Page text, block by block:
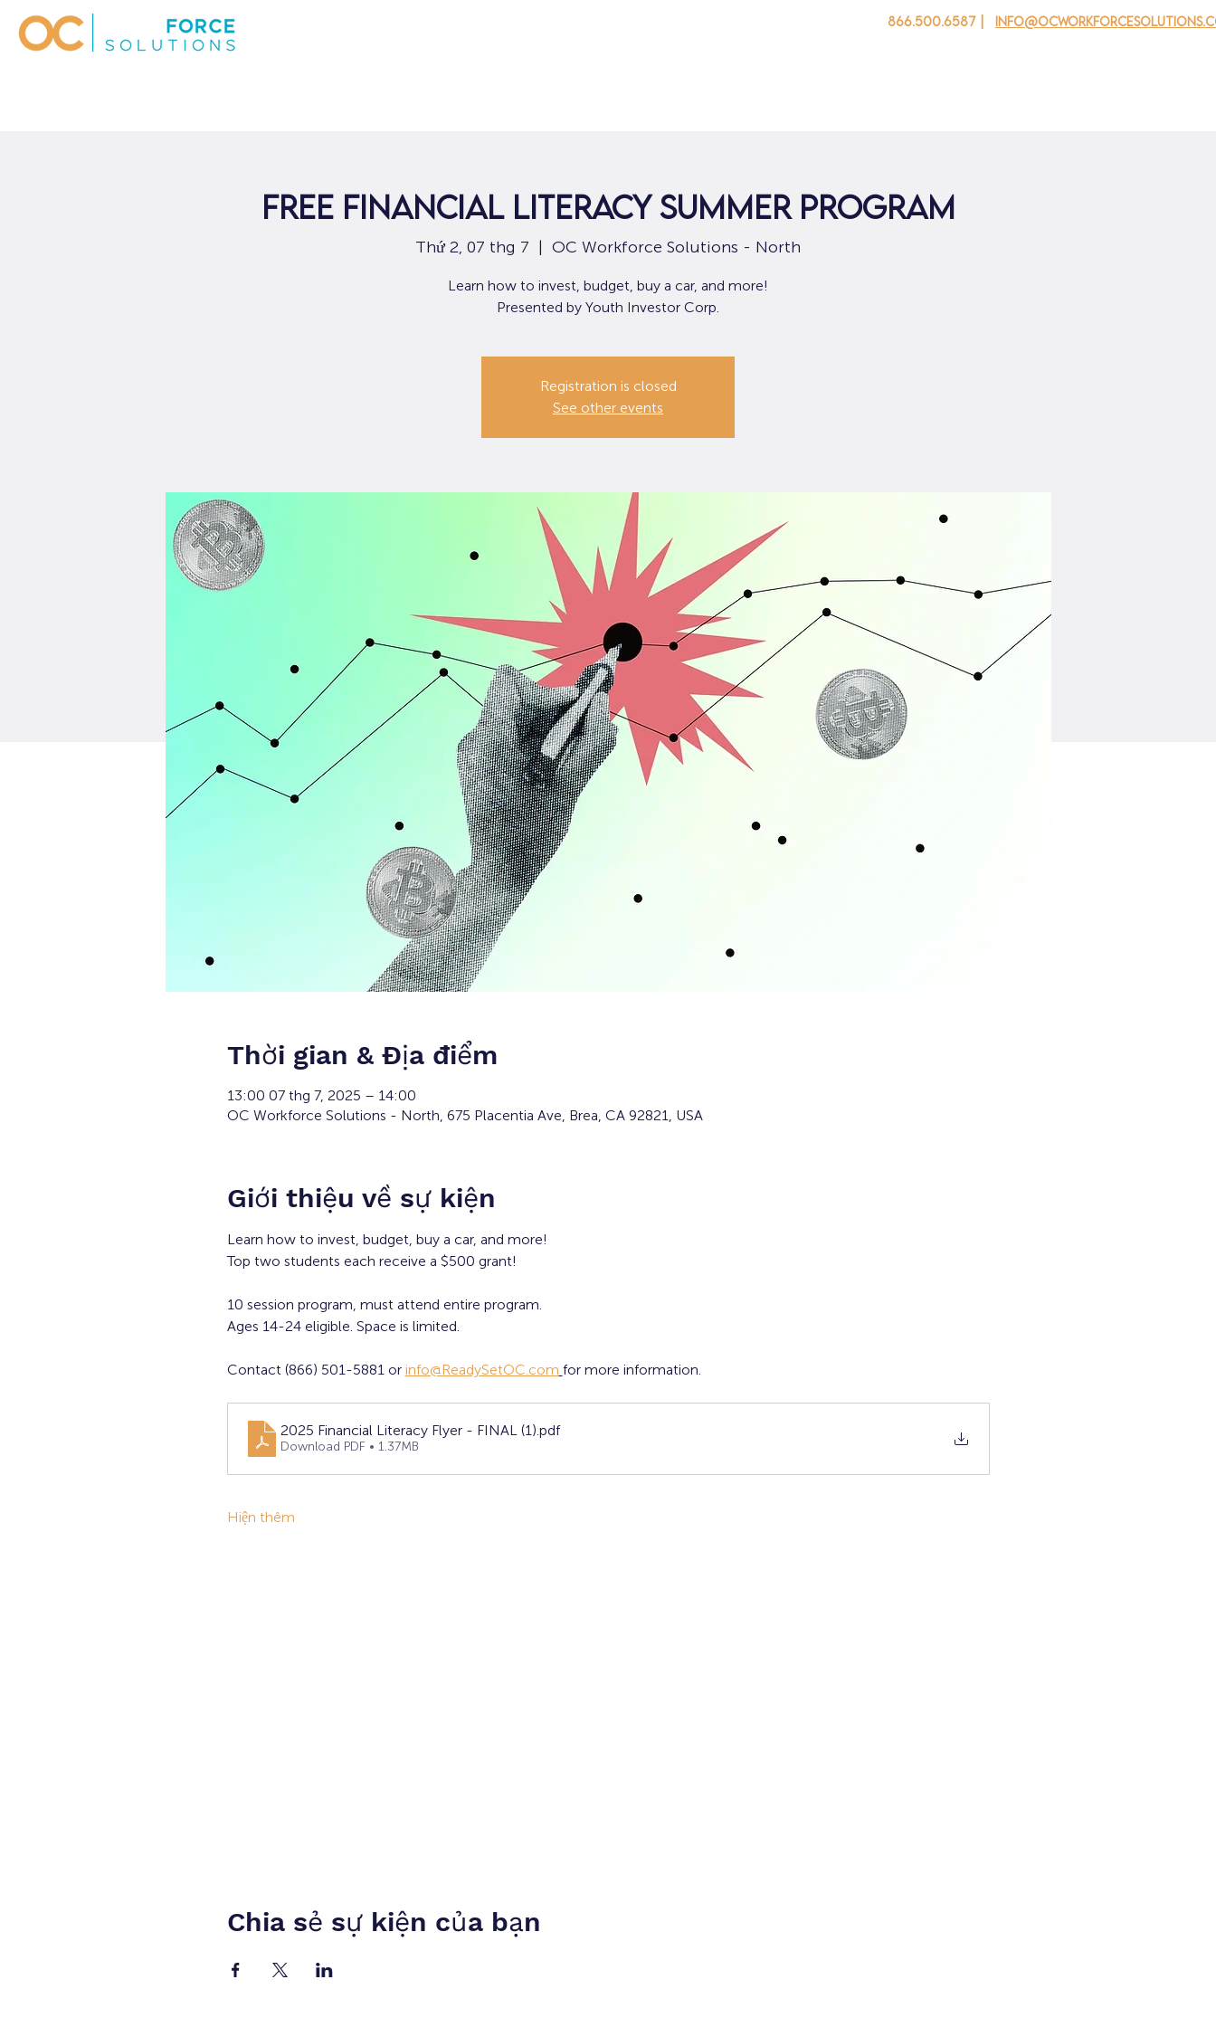
866.500.6587 |
Free Financial Literacy Summer Program
Thứ 2, 07 thg 7
  |
OC Workforce Solutions - North
Learn how to invest, budget, buy a car, and more!
Presented by Youth Investor Corp.
Registration is closed
See other events
Thời gian & Địa điểm
13:00 07 thg 7, 2025 – 14:00
OC Workforce Solutions - North, 675 Placentia Ave, Brea, CA 92821, USA
Giới thiệu về sự kiện
Learn how to invest, budget, buy a car, and more!
Top two students each receive a $500 grant!
10 session program, must attend entire program.
Ages 14-24 eligible. Space is limited.
Contact (866) 501-5881 or info@ReadySetOC.com for more information.
2025 Financial Literacy Flyer - FINAL (1).pdf
Download PDF • 1.37MB
Hiện thêm
Chia sẻ sự kiện của bạn